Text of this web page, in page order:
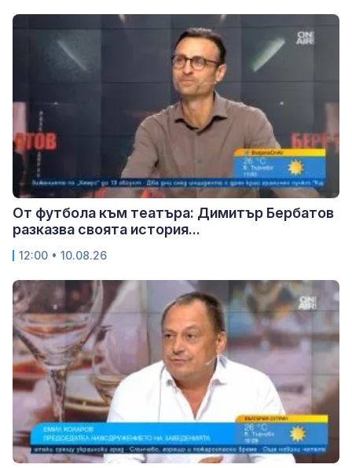
От футбола към театъра: Димитър Бербатов
разказва своята история...
12:00 • 10.08.26